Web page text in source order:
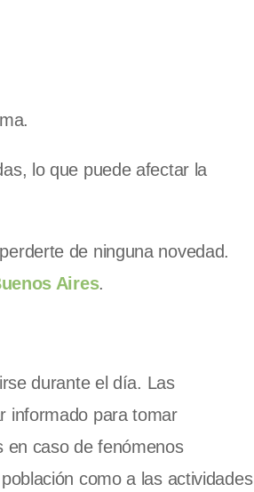
lo que puede afectar la
de ninguna novedad.
Aires.
durante el día. Las
informado para tomar
en caso de fenómenos
como a las actividades